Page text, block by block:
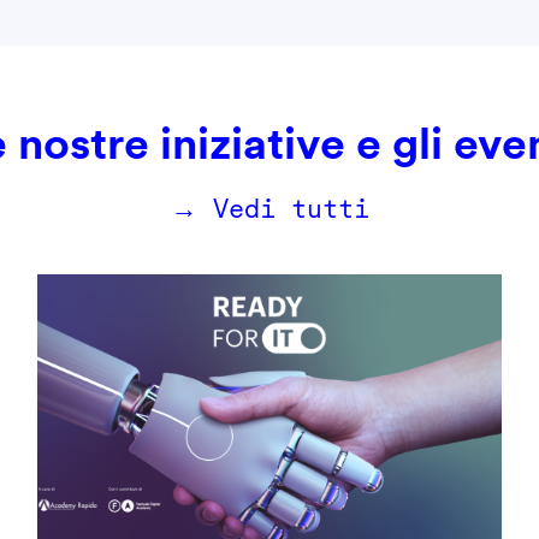
nostre iniziative e gli
→ Vedi tutti